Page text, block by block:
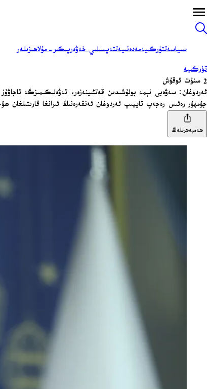
سىياسەتتۈركىيەمەدەنىيەتتەپسىلىي خەۋەرپىكىر-مۇلاھىزىلەر
تۈركىيە
2 مىنۇت ئوقۇش
ئەردوغان: سەۋەبى نېمە بولۇشىدىن قەتئىينەزەر، تەۋەلىكىمىزگە تاجاۋۇز
جۇمھۇر رەئىس رەجەپ تاييىپ ئەردوغان ئەنقەرەنىڭ ئىرانغا قارىتىلغان
ھەمبەھرىلەڭ